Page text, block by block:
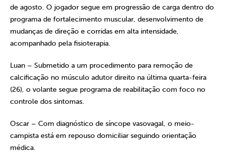
de agosto. O jogador segue em progressão de carga dentro do
programa de fortalecimento muscular, desenvolvimento de
mudanças de direção e corridas em alta intensidade,
acompanhado pela fisioterapia.
Luan – Submetido a um procedimento para remoção de
calcificação no músculo adutor direito na última quarta-feira
(26), o volante segue programa de reabilitação com foco no
controle dos sintomas.
Oscar – Com diagnóstico de síncope vasovagal, o meio-
campista está em repouso domiciliar seguindo orientação
médica.